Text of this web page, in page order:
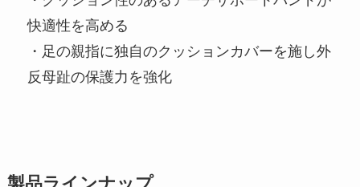
快適性を高める
・足の親指に独自のクッションカバーを施し外
反母趾の保護力を強化